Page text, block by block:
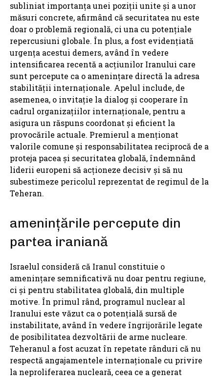
subliniat importanța unei poziții unite și a unor
măsuri concrete, afirmând că securitatea nu este
doar o problemă regională, ci una cu potențiale
repercusiuni globale. În plus, a fost evidențiată
urgența acestui demers, având în vedere
intensificarea recentă a acțiunilor Iranului care
sunt percepute ca o amenințare directă la adresa
stabilității internaționale. Apelul include, de
asemenea, o invitație la dialog și cooperare în
cadrul organizațiilor internaționale, pentru a
asigura un răspuns coordonat și eficient la
provocările actuale. Premierul a menționat
valorile comune și responsabilitatea reciprocă de a
proteja pacea și securitatea globală, îndemnând
liderii europeni să acționeze decisiv și să nu
subestimeze pericolul reprezentat de regimul de la
Teheran.
amenințările percepute din
partea iraniană
Israelul consideră că Iranul constituie o
amenințare semnificativă nu doar pentru regiune,
ci și pentru stabilitatea globală, din multiple
motive. În primul rând, programul nuclear al
Iranului este văzut ca o potențială sursă de
instabilitate, având în vedere îngrijorările legate
de posibilitatea dezvoltării de arme nucleare.
Teheranul a fost acuzat în repetate rânduri că nu
respectă angajamentele internaționale cu privire
la neproliferarea nucleară, ceea ce a generat